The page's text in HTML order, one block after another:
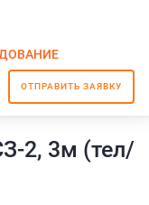
ОТПРАВИТЬ ЗАЯВКУ
2, 3м (тел/